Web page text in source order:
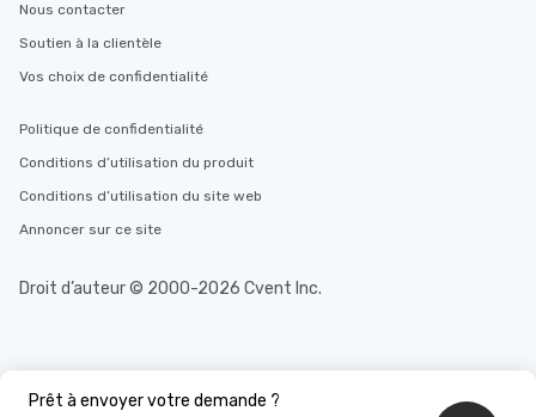
Prêt à envoyer votre demande ?
Nous contacter
Soutien à la clientèle
Vos choix de confidentialité
Politique de confidentialité
Conditions d’utilisation du produit
Conditions d’utilisation du site web
Annoncer sur ce site
Droit d’auteur © 2000-2026 Cvent Inc.